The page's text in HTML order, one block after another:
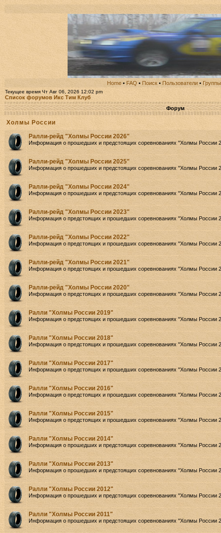
Home • FAQ • Поиск • Пользователи • Группы
Текущее время Чт Авг 06, 2026 12:02 pm
Список форумов Икс Тим Клуб
Форум
Холмы России
Ралли-рейд "Холмы России 2026"
Информация о прошедших и предстоящих соревнованиях "Холмы России
Ралли-рейд "Холмы России 2025"
Информация о прошедших и предстоящих соревнованиях "Холмы России
Ралли-рейд "Холмы России 2024"
Информация о прошедших и предстоящих соревнованиях "Холмы России
Ралли-рейд "Холмы России 2023"
Информация о предстоящих и прошедших соревнованиях "Холмы России
Ралли-рейд "Холмы России 2022"
Информация о предстоящих и прошедших соревнованиях "Холмы России
Ралли-рейд "Холмы России 2021"
Информация о предстоящих и прошедших соревнованиях "Холмы России
Ралли-рейд "Холмы России 2020"
Информация о предстоящих и прошедших соревнованиях "Холмы России
Ралли "Холмы России 2019"
Информация о предстоящих и прошедших соревнованиях "Холмы России
Ралли "Холмы России 2018"
Информация о предстоящих и прошедших соревнованиях "Холмы России
Ралли "Холмы России 2017"
Информация о предстоящих и прошедших соревнованиях "Холмы России
Ралли "Холмы России 2016"
Информация о предстоящих и прошедших соревнованиях "Холмы России
Ралли "Холмы России 2015"
Информация о предстоящих и прошедших соревнованиях "Холмы России
Ралли "Холмы России 2014"
Информация о прошедших и предстоящих соревнованиях "Холмы России
Ралли "Холмы России 2013"
Информация о прошедших и предстоящих соревнованиях "Холмы России
Ралли "Холмы России 2012"
Информация о прошедших и предстоящих соревнованиях "Холмы России
Ралли "Холмы России 2011"
Информация о прошедших и предстоящих соревнованиях "Холмы России